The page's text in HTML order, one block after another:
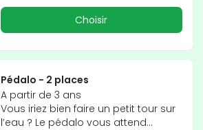
Choisir
Pédalo - 2 places
A partir de 3 ans
Vous iriez bien faire un petit tour sur
l’eau ? Le pédalo vous attend…